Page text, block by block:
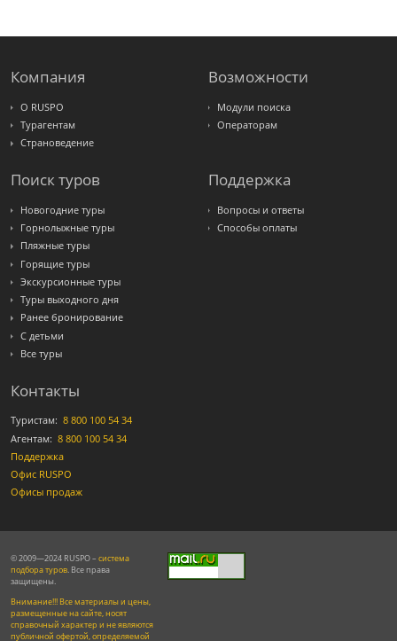
Интурист
Компания
О RUSPO
Турагентам
Страноведение
Возможности
Модули поиска
Операторам
Поиск туров
Новогодние туры
Горнолыжные туры
Пляжные туры
Горящие туры
Экскурсионные туры
Туры выходного дня
Ранее бронирование
С детьми
Все туры
Поддержка
Вопросы и ответы
Способы оплаты
Контакты
Туристам: 8 800 100 54 34
Агентам: 8 800 100 54 34
Поддержка
Офис RUSPO
Офисы продаж
© 2009—2024 RUSPO – система
подбора туров. Все права
защищены.
Внимание!!! Все материалы и цены,
размещенные на сайте, носят
справочный характер и не являются
публичной офертой, определяемой